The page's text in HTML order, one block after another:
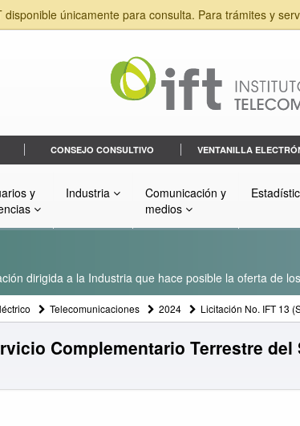
únicamente para consulta. Para trámites y
CONSEJO CONSULTIVO VENTANILLA
y
Industria
Comunicación y
medios
dirigida a la Industria que hace posible la oferta de
Telecomunicaciones 2024 Licitación No. IFT 13
Complementario Terrestre